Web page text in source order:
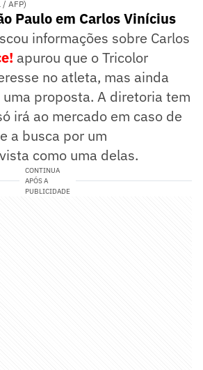
/ AFP)
Paulo em Carlos Vinícius
informações sobre Carlos
apurou que o Tricolor
no atleta, mas ainda
proposta. A diretoria tem
irá ao mercado em caso de
a busca por um
como uma delas.
CONTINUA
APÓS A
PUBLICIDADE